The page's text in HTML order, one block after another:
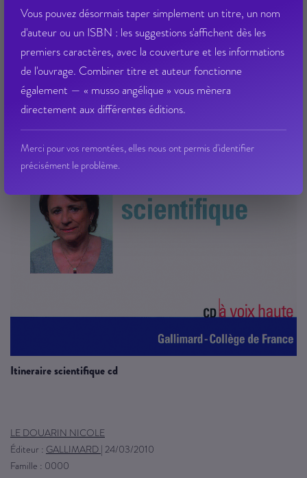
Vous pouvez désormais taper simplement un titre, un nom
d'auteur ou un ISBN : les suggestions s'affichent dès les
premiers caractères, avec la couverture et les informations
de l'ouvrage. Combiner titre et auteur fonctionne
également — « musso angélique » vous mènera
directement aux différentes éditions.
Merci pour vos remontées, elles nous ont permis d'identifier
précisément le problème.
Qté dispo en magasin : 2
27,40 € PPTTC
itineraire scientifique cd
LE DOUARIN NICOLE
Éditeur : GALLIMARD | 24/03/2010
Famille : 0000